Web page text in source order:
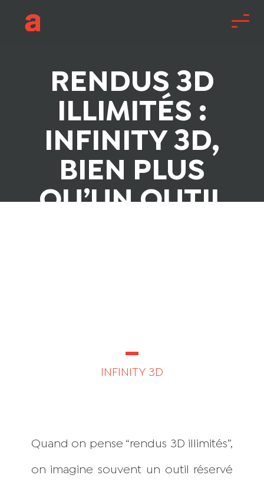
RENDUS 3D
ILLIMITÉS :
INFINITY 3D,
BIEN PLUS
QU’UN OUTIL
INFINITY 3D
Quand on pense “rendus 3D illimités”,
on imagine souvent un outil réservé